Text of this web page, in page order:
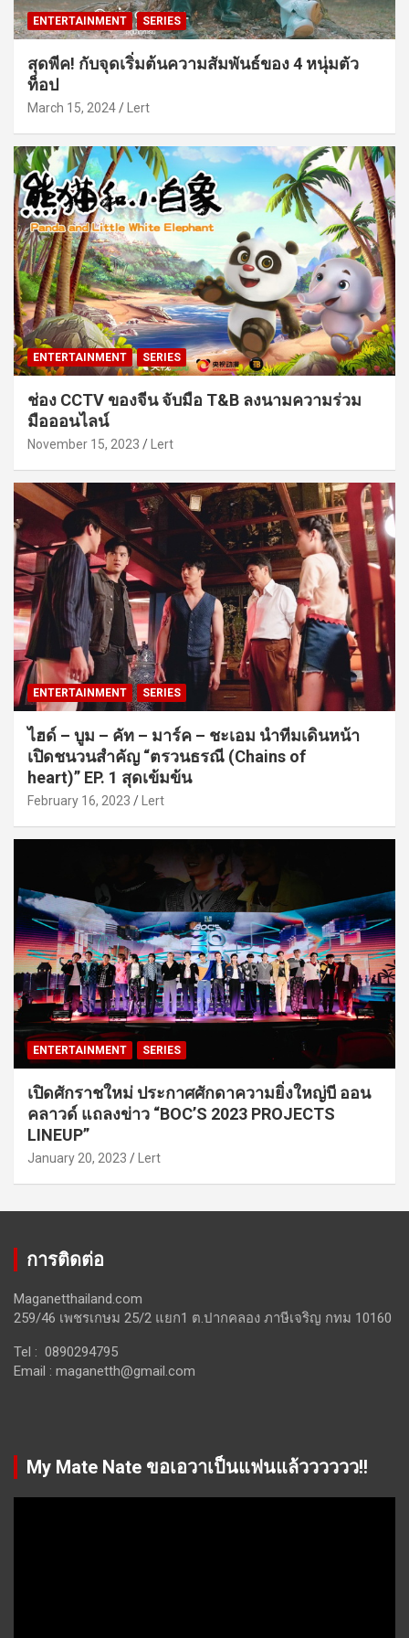
ENTERTAINMENT SERIES
สุดพีค! กับจุดเริ่มต้นความสัมพันธ์ของ 4 หนุ่มตัว
ท็อป
March 15, 2024 Lert
ENTERTAINMENT SERIES
ช่อง CCTV ของจีน จับมือ T&B ลงนามความร่วม
มือออนไลน์
November 15, 2023 Lert
ENTERTAINMENT SERIES
ไฮด์ – บูม – คัท – มาร์ค – ชะเอม นำทีมเดินหน้า
เปิดชนวนสำคัญ “ตรวนธรณี (Chains of
heart)” EP. 1 สุดเข้มข้น
February 16, 2023 Lert
ENTERTAINMENT SERIES
เปิดศักราชใหม่ ประกาศศักดาความยิ่งใหญ่บี ออน
คลาวด์ แถลงข่าว “BOC’S 2023 PROJECTS
LINEUP”
January 20, 2023 Lert
การติดต่อ
Maganetthailand.com
259/46 เพชรเกษม 25/2 แยก1 ต.ปากคลอง ภาษีเจริญ กทม 10160
Tel : 0890294795
Email : maganetth@gmail.com
My Mate Nate ขอเอวาเป็นแฟนแล้วววววว!!